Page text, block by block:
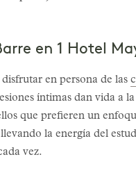
en 1 Hotel
en persona de las
íntimas dan vida a
que prefieren un
la energía del
vez.